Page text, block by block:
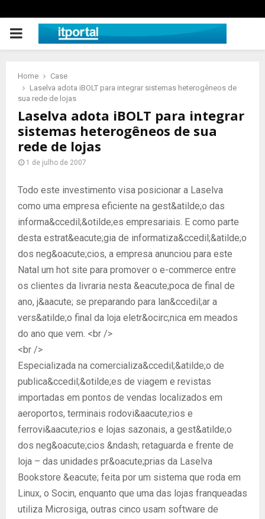
PRIMARY
Home
Case
Laselva adota iBOLT para integrar sistemas heterogêneos de
sua rede de lojas
Laselva adota iBOLT para integrar
sistemas heterogêneos de sua
rede de lojas
1 de julho de 2007
Todo este investimento visa posicionar a Laselva
como uma empresa eficiente na gest&atilde;o das
informa&ccedil;&otilde;es empresariais. E como parte
desta estrat&eacute;gia de informatiza&ccedil;&atilde;o
dos neg&oacute;cios, a empresa anunciou para este
Natal um hot site para promover o e-commerce entre
os clientes da livraria nesta &eacute;poca de final de
ano, j&aacute; se preparando para lan&ccedil;ar a
vers&atilde;o final da loja eletr&ocirc;nica em meados
do ano que vem. <br />
<br />
Especializada na comercializa&ccedil;&atilde;o de
publica&ccedil;&otilde;es de viagem e revistas
importadas em pontos de vendas localizados em
aeroportos, terminais rodovi&aacute;rios e
ferrovi&aacute;rios e lojas sazonais, a gest&atilde;o
dos neg&oacute;cios &ndash; retaguarda e frente de
loja – das unidades pr&oacute;prias da Laselva
Bookstore &eacute; feita por um sistema que roda em
Linux, o Socin, enquanto que uma das lojas franqueadas
utiliza Microsiga, outras cinco usam software de